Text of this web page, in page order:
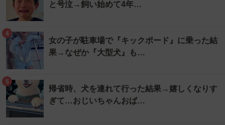
と号泣→飼い始めて4年…
4
女の子が駐車場で『キックボード』に乗った結
果→なぜか『大型犬』も…
5
帰省時、犬を連れて行った結果→嬉しくなりす
ぎて…おじいちゃんおば…